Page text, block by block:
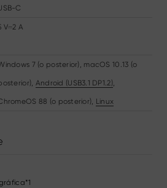
C
V⎓2 A
7 (o posterior), macOS 10.13 (o
Android (USB3.1 DP1.2),
88 (o posterior), Linux